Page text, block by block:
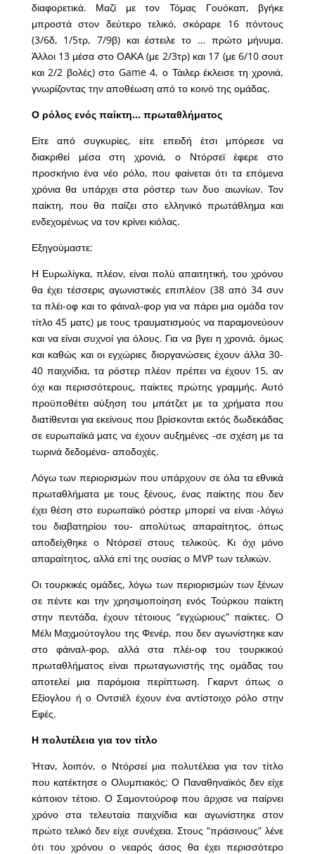
διαφορετικά. Μαζί με τον Τόμας Γουόκαπ, βγήκε
μπροστά στον δεύτερο τελικό, σκόραρε 16 πόντους
(3/6δ, 1/5τρ, 7/9β) και έστειλε το … πρώτο μήνυμα.
Άλλοι 13 μέσα στο ΟΑΚΑ (με 2/3τρ) και 17 (με 6/10 σουτ
και 2/2 βολές) στο Game 4, ο Τάιλερ έκλεισε τη χρονιά,
γνωρίζοντας την αποθέωση από το κοινό της ομάδας.
Ο ρόλος ενός παίκτη… πρωταθλήματος
Είτε από συγκυρίες, είτε επειδή έτσι μπόρεσε να
διακριθεί μέσα στη χρονιά, ο Ντόρσεϊ έφερε στο
προσκήνιο ένα νέο ρόλο, που φαίνεται ότι τα επόμενα
χρόνια θα υπάρχει στα ρόστερ των δυο αιωνίων. Τον
παίκτη, που θα παίζει στο ελληνικό πρωτάθλημα και
ενδεχομένως να τον κρίνει κιόλας.
Εξηγούμαστε:
Η Ευρωλίγκα, πλέον, είναι πολύ απαιτητική, του χρόνου
θα έχει τέσσερις αγωνιστικές επιπλέον (38 από 34 συν
τα πλέι-οφ και το φάιναλ-φορ για να πάρει μια ομάδα τον
τίτλο 45 ματς) με τους τραυματισμούς να παραμονεύουν
και να είναι συχνοί για όλους. Για να βγει η χρονιά, όμως
και καθώς και οι εγχώριες διοργανώσεις έχουν άλλα 30-
40 παιχνίδια, τα ρόστερ πλέον πρέπει να έχουν 15, αν
όχι και περισσότερους, παίκτες πρώτης γραμμής. Αυτό
προϋποθέτει αύξηση του μπάτζετ με τα χρήματα που
διατίθενται για εκείνους που βρίσκονται εκτός δωδεκάδας
σε ευρωπαϊκά ματς να έχουν αυξημένες -σε σχέση με τα
τωρινά δεδομένα- αποδοχές.
Λόγω των περιορισμών που υπάρχουν σε όλα τα εθνικά
πρωταθλήματα με τους ξένους, ένας παίκτης που δεν
έχει θέση στο ευρωπαϊκό ρόστερ μπορεί να είναι -λόγω
του διαβατηρίου του- απολύτως απαραίτητος, όπως
αποδείχθηκε ο Ντόρσεϊ στους τελικούς. Κι όχι μόνο
απαραίτητος, αλλά επί της ουσίας ο MVP των τελικών.
Οι τουρκικές ομάδες, λόγω των περιορισμών των ξένων
σε πέντε και την χρησιμοποίηση ενός Τούρκου παίκτη
στην πεντάδα, έχουν τέτοιους “εγχώριους” παίκτες. Ο
Μέλι Μαχμούτογλου της Φενέρ, που δεν αγωνίστηκε καν
στο φάιναλ-φορ, αλλά στα πλέι-οφ του τουρκικού
πρωταθλήματος είναι πρωταγωνιστής της ομάδας του
αποτελεί μια παρόμοια περίπτωση. Γκαρντ όπως ο
Εξίογλου ή ο Οντσιέλ έχουν ένα αντίστοιχο ρόλο στην
Εφές.
Η πολυτέλεια για τον τίτλο
Ήταν, λοιπόν, ο Ντόρσεί μια πολυτέλεια για τον τίτλο
που κατέκτησε ο Ολυμπιακός; Ο Παναθηναϊκός δεν είχε
κάποιον τέτοιο. Ο Σαμοντούροφ που άρχισε να παίρνει
χρόνο στα τελευταία παιχνίδια και αγωνίστηκε στον
πρώτο τελικό δεν είχε συνέχεια. Στους “πράσινους” λένε
ότι του χρόνου ο νεαρός άσος θα έχει περισσότερο